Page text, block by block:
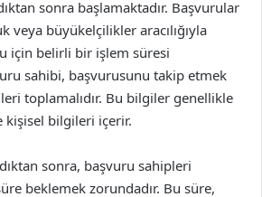
sonra başlamaktadır. Başvurular
veya büyükelçilikler aracılığıyla
için belirli bir işlem süresi
sahibi, başvurusunu takip etmek
toplamalıdır. Bu bilgiler genellikle
kişisel bilgileri içerir.
sonra, başvuru sahipleri
beklemek zorundadır. Bu süre,